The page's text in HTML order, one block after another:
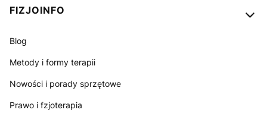
FIZJOINFO
Blog
Metody i formy terapii
Nowości i porady sprzętowe
Prawo i fzjoterapia